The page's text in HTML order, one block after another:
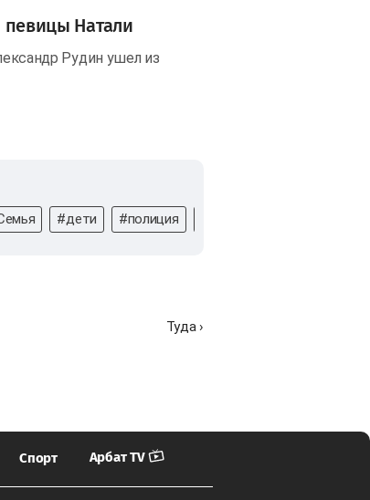
певицы Натали
Рудин ушел из
#дети #полиция
Туда ›
Спорт Арбат TV